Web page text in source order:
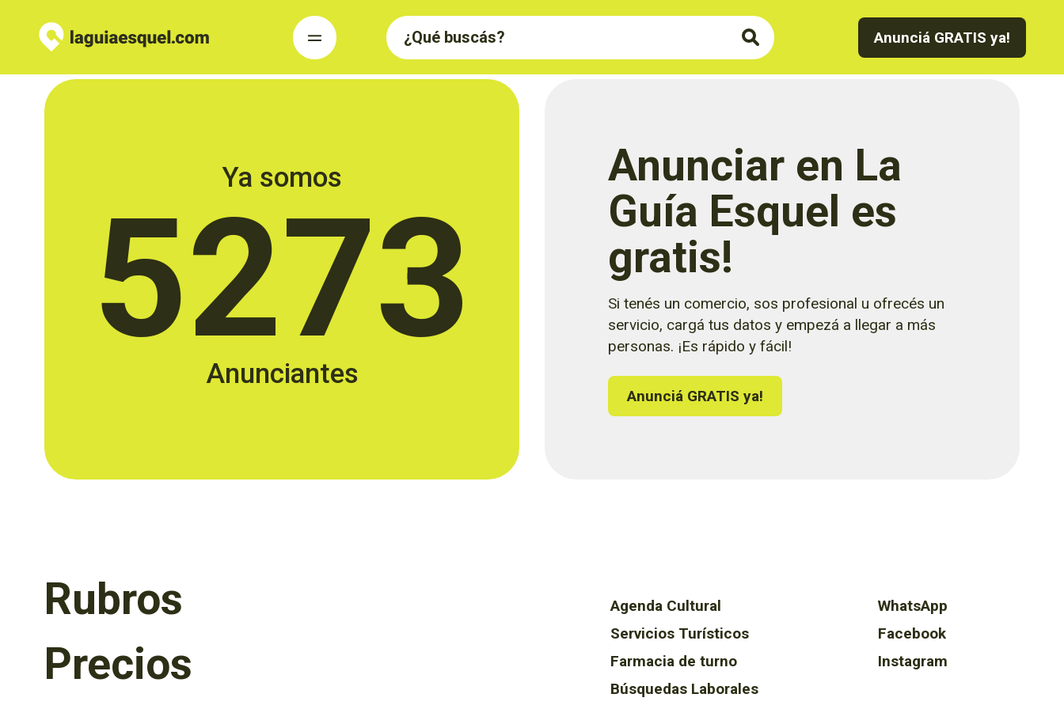
Anunciá GRATIS ya!
Ya somos
5273
Anunciantes
Anunciar en La
Guía Esquel es
gratis!
Si tenés un comercio, sos profesional u ofrecés un
servicio, cargá tus datos y empezá a llegar a más
personas. ¡Es rápido y fácil!
Anunciá GRATIS ya!
Rubros
Precios
Agenda Cultural
Servicios Turísticos
Farmacia de turno
Búsquedas Laborales
WhatsApp
Facebook
Instagram